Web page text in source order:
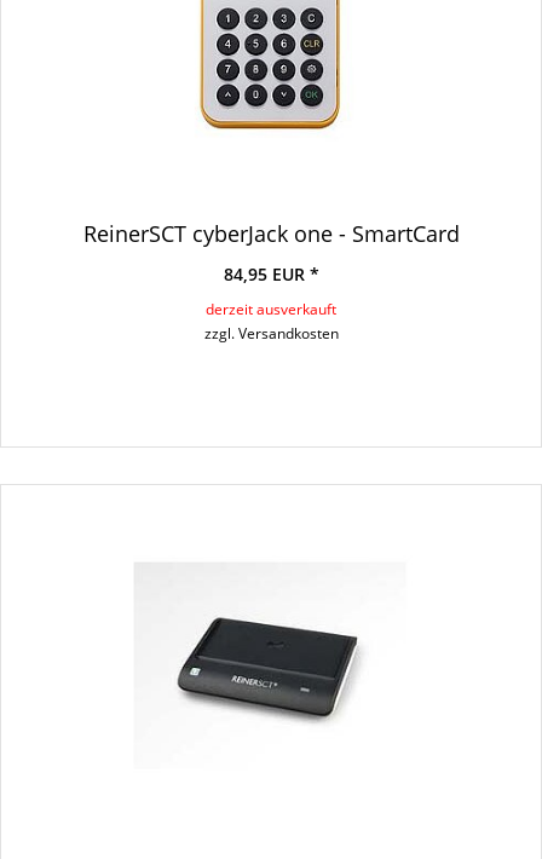
ReinerSCT cyberJack one - SmartCard
84,95 EUR *
derzeit ausverkauft
zzgl. Versandkosten